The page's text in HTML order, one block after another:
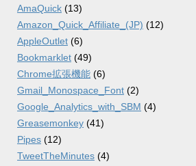
AmaQuick (13)
Amazon_Quick_Affiliate_(JP) (12)
AppleOutlet (6)
Bookmarklet (49)
Chrome拡張機能 (6)
Gmail_Monospace_Font (2)
Google_Analytics_with_SBM (4)
Greasemonkey (41)
Pipes (12)
TweetTheMinutes (4)